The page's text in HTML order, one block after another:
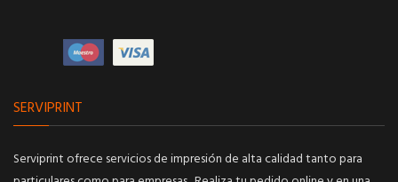
SERVIPRINT
Serviprint ofrece servicios de impresión de alta calidad tanto para